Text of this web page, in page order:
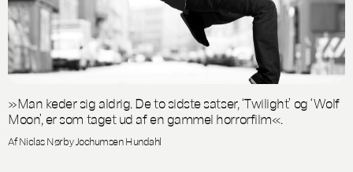
»Man keder sig aldrig. De to sidste satser, ‘Twilight’ og ‘Wolf
Moon’, er som taget ud af en gammel horrorfilm«.
Af Niclas Nørby Jochumsen Hundahl